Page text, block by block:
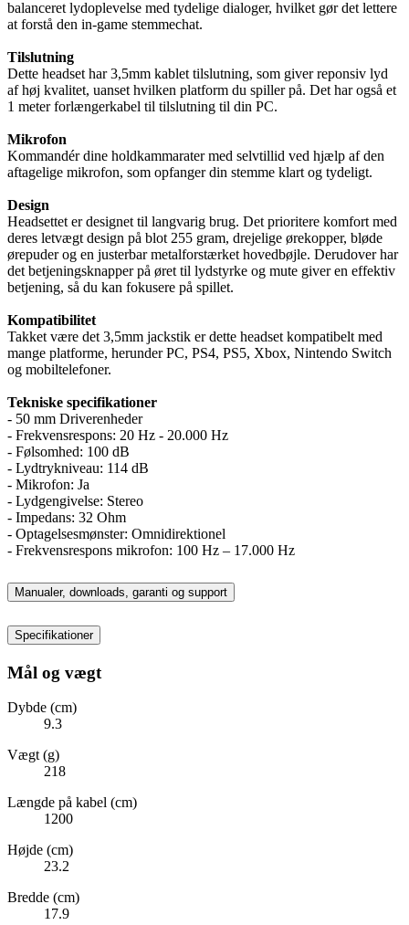
balanceret lydoplevelse med tydelige dialoger, hvilket gør det lettere
at forstå den in-game stemmechat.
Tilslutning
Dette headset har 3,5mm kablet tilslutning, som giver reponsiv lyd
af høj kvalitet, uanset hvilken platform du spiller på. Det har også et
1 meter forlængerkabel til tilslutning til din PC.
Mikrofon
Kommandér dine holdkammarater med selvtillid ved hjælp af den
aftagelige mikrofon, som opfanger din stemme klart og tydeligt.
Design
Headsettet er designet til langvarig brug. Det prioritere komfort med
deres letvægt design på blot 255 gram, drejelige ørekopper, bløde
ørepuder og en justerbar metalforstærket hovedbøjle. Derudover har
det betjeningsknapper på øret til lydstyrke og mute giver en effektiv
betjening, så du kan fokusere på spillet.
Kompatibilitet
Takket være det 3,5mm jackstik er dette headset kompatibelt med
mange platforme, herunder PC, PS4, PS5, Xbox, Nintendo Switch
og mobiltelefoner.
Tekniske specifikationer
- 50 mm Driverenheder
- Frekvensrespons: 20 Hz - 20.000 Hz
- Følsomhed: 100 dB
- Lydtrykniveau: 114 dB
- Mikrofon: Ja
- Lydgengivelse: Stereo
- Impedans: 32 Ohm
- Optagelsesmønster: Omnidirektionel
- Frekvensrespons mikrofon: 100 Hz – 17.000 Hz
Manualer, downloads, garanti og support
Specifikationer
Mål og vægt
Dybde (cm)
9.3
Vægt (g)
218
Længde på kabel (cm)
1200
Højde (cm)
23.2
Bredde (cm)
17.9